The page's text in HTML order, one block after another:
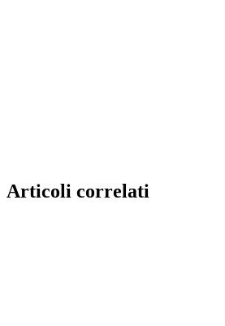
Articoli correlati